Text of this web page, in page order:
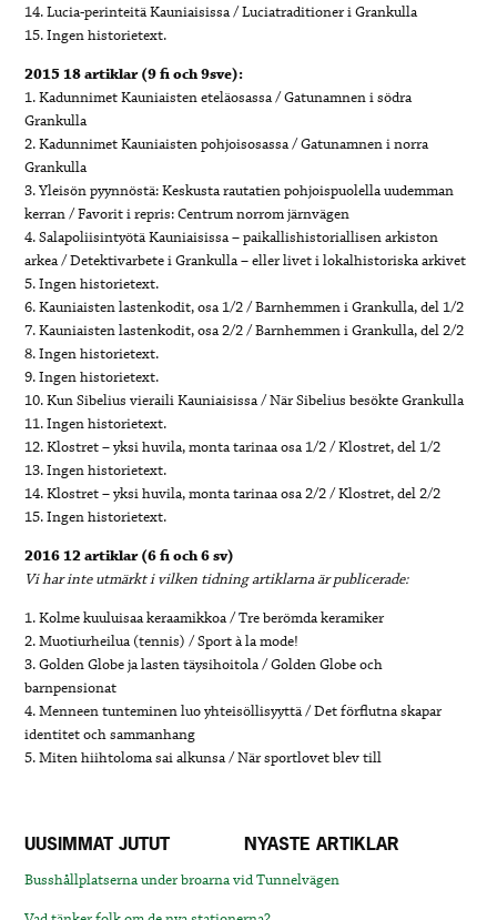
14. Lucia-perinteitä Kauniaisissa / Luciatraditioner i Grankulla
15. Ingen historietext.
2015 18 artiklar (9 fi och 9sve):
1. Kadunnimet Kauniaisten eteläosassa / Gatunamnen i södra
Grankulla
2. Kadunnimet Kauniaisten pohjoisosassa / Gatunamnen i norra
Grankulla
3. Yleisön pyynnöstä: Keskusta rautatien pohjoispuolella uudemman
kerran / Favorit i repris: Centrum norrom järnvägen
4. Salapoliisintyötä Kauniaisissa – paikallishistoriallisen arkiston
arkea / Detektivarbete i Grankulla – eller livet i lokalhistoriska arkivet
5. Ingen historietext.
6. Kauniaisten lastenkodit, osa 1/2 / Barnhemmen i Grankulla, del 1/2
7. Kauniaisten lastenkodit, osa 2/2 / Barnhemmen i Grankulla, del 2/2
8. Ingen historietext.
9. Ingen historietext.
10. Kun Sibelius vieraili Kauniaisissa / När Sibelius besökte Grankulla
11. Ingen historietext.
12. Klostret – yksi huvila, monta tarinaa osa 1/2 / Klostret, del 1/2
13. Ingen historietext.
14. Klostret – yksi huvila, monta tarinaa osa 2/2 / Klostret, del 2/2
15. Ingen historietext.
2016 12 artiklar (6 fi och 6 sv)
Vi har inte utmärkt i vilken tidning artiklarna är publicerade:
1. Kolme kuuluisaa keraamikkoa / Tre berömda keramiker
2. Muotiurheilua (tennis) / Sport à la mode!
3. Golden Globe ja lasten täysihoitola / Golden Globe och
barnpensionat
4. Menneen tunteminen luo yhteisöllisyyttä / Det förflutna skapar
identitet och sammanhang
5. Miten hiihtoloma sai alkunsa / När sportlovet blev till
UUSIMMAT JUTUT NYASTE ARTIKLAR
Busshållplatserna under broarna vid Tunnelvägen